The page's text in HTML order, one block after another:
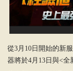
從3月10日開始的新
器將於4月13日與<全